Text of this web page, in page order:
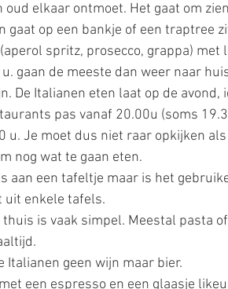
elkaar ontmoet. Het gaat om
gaat op een bankje of een traptree
spritz, prosecco, grappa)
gaan de meeste dan weer naar
De Italianen eten laat op de
pas vanaf 20.00u (soms
u. Je moet dus niet raar opkijken
nog wat te gaan eten.
aan een tafeltje maar is het
uit enkele tafels.
is vaak simpel. Meestal pasta
Italianen geen wijn maar bier.
een espresso en een glaasje